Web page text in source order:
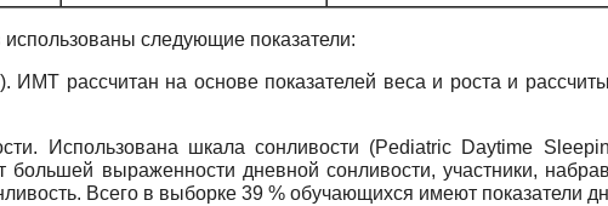
следующие показатели:
рассчитан на основе показателей веса и роста и
Использована шкала сонливости (Pediatric Daytime
большей выраженности дневной сонливости, участники,
Всего в выборке 39 % обучающихся имеют показатели